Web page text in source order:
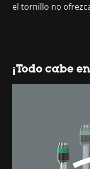
el tornillo no
¡Todo cabe